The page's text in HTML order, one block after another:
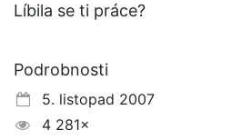
Líbila se ti práce?
Podrobnosti
5. listopad 2007
4 281×